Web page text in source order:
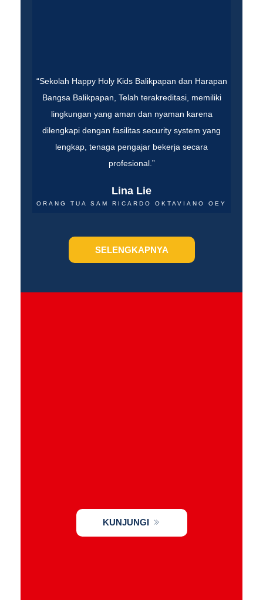
“Sekolah Happy Holy Kids Balikpapan dan Harapan
Bangsa Balikpapan, Telah terakreditasi, memiliki
lingkungan yang aman dan nyaman karena
dilengkapi dengan fasilitas security system yang
lengkap, tenaga pengajar bekerja secara
profesional.”
Lina Lie
ORANG TUA SAM RICARDO OKTAVIANO OEY
SELENGKAPNYA
KUNJUNGI